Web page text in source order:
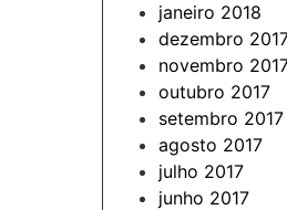
janeiro 2018
dezembro
novembro
outubro 2017
setembro 2017
agosto 2017
julho 2017
junho 2017